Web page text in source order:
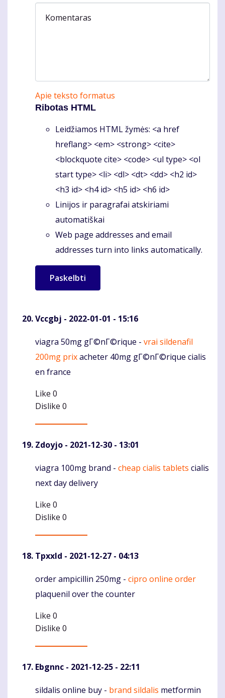
Komentaras
Apie teksto formatus
Ribotas HTML
Leidžiamos HTML žymės: <a href
hreflang> <em> <strong> <cite>
<blockquote cite> <code> <ul type> <ol
start type> <li> <dl> <dt> <dd> <h2 id>
<h3 id> <h4 id> <h5 id> <h6 id>
Linijos ir paragrafai atskiriami
automatiškai
Web page addresses and email
addresses turn into links automatically.
Vccgbj - 2022-01-01 - 15:16
Komentaras
viagra 50mg gГ©nГ©rique - vrai sildenafil
200mg prixacheter 40mg gГ©nГ©rique cialis
en france
Like 0
Dislike 0
Zdoyjo - 2021-12-30 - 13:01
Komentaras
viagra 100mg brand - cheap cialis tablets cialis
next day delivery
Like 0
Dislike 0
Tpxxld - 2021-12-27 - 04:13
Komentaras
order ampicillin 250mg - cipro online order
plaquenil over the counter
Like 0
Dislike 0
Ebgnnc - 2021-12-25 - 22:11
Komentaras
sildalis online buy - brand sildalis metformin